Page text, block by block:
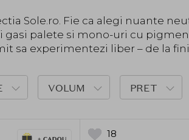
Sole.ro. Fie ca alegi nuante
palete si mono-uri cu
sa experimentezi liber – de la
VOLUM PRET
18